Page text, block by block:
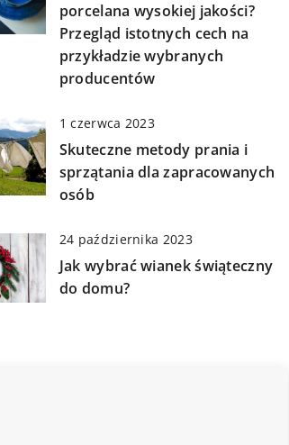
porcelana wysokiej jakości?
Przegląd istotnych cech na
przykładzie wybranych
producentów
1 czerwca 2023
Skuteczne metody prania i
sprzątania dla zapracowanych
osób
24 października 2023
Jak wybrać wianek świąteczny
do domu?